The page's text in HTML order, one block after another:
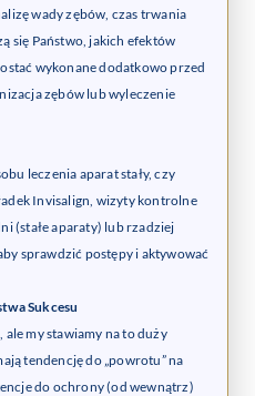
wady zębów, czas trwania
się Państwo, jakich efektów
wykonane dodatkowo przed
zębów lub wyleczenie
leczenia aparat stały, czy
Invisalign, wizyty kontrolne
(stałe aparaty) lub rzadziej
sprawdzić postępy i aktywować
Sukcesu
my stawiamy na to duży
tendencję do „powrotu” na
do ochrony (od wewnątrz)